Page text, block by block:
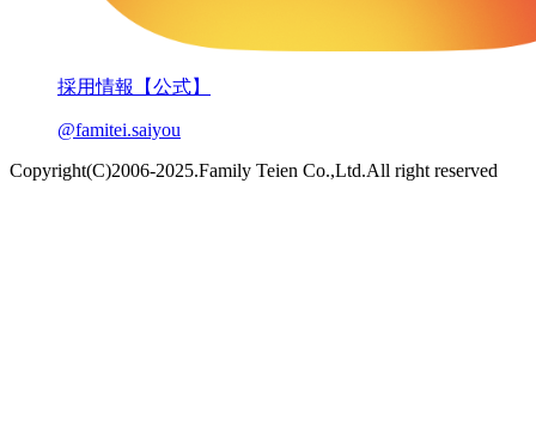
採用情報【公式】
@famitei.saiyou
Copyright(C)2006-2025.Family Teien Co.,Ltd.All right reserved